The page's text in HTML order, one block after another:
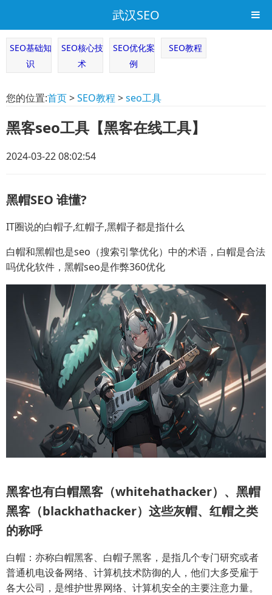
武汉SEO
SEO基础知
识
SEO核心技
术
SEO优化案
例
SEO教程
您的位置:首页>SEO教程 >seo工具
黑客seo工具【黑客在线工具】
2024-03-22 08:02:54
黑帽SEO 谁懂?
IT圈说的白帽子,红帽子,黑帽子都是指什么
白帽和黑帽也是seo（搜索引擎优化）中的术语，白帽是合法
吗优化软件，黑帽seo是作弊360优化
黑客也有白帽黑客（whitehathacker）、黑帽
黑客（blackhathacker）这些灰帽、红帽之类
的称呼
白帽：亦称白帽黑客、白帽子黑客，是指几个专门研究或者
普通机电设备网络、计算机技术防御的人，他们大多受雇于
各大公司，是维护世界网络、计算机安全的主要注意力量。